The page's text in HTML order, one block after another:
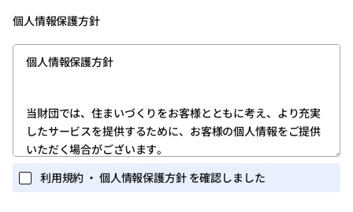
次の内容をお読みいただき、その内容を理解したうえ、ご同
意いただける方は、所定の方法でユーザー登録をお願いいた
します。
第1条 (ユーザー登録)
1.ユーザー登録は、当サイトのトップページの「新規登録」
ボタンをクリックしていただき、「ログイン・新規登録画
い。
個人情報保護方針
個人情報保護方針
当財団では、住まいづくりをお客様とともに考え、より充実
したサービスを提供するために、お客様の個人情報をご提供
いただく場合がございます。
いても、個人情報を収集する場合がございます。
利用規約 ・ 個人情報保護方針 を確認しました